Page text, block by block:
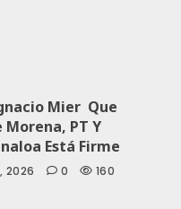
Mier Que
Morena, PT Y
Está Firme
2026 0 160